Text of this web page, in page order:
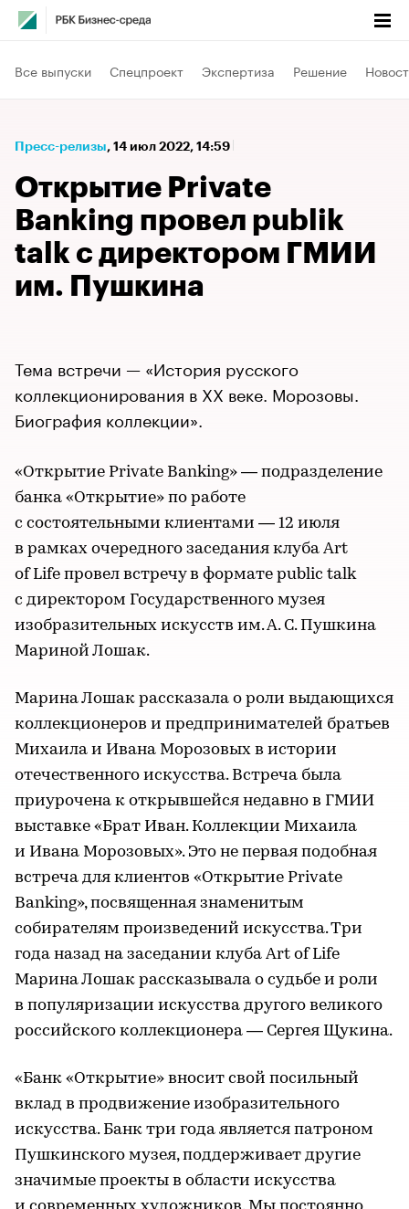
Все выпуски Спецпроект Экспертиза Решение
Пресс-релизы⁠, 14 июл 2022, 14:59
Открытие Private
Banking провел publik
talk с директором ГМИИ
им. Пушкина
Тема встречи — «История русского
коллекционирования в ХХ веке. Морозовы.
Биография коллекции».
«Открытие Private Banking» — подразделение
банка «Открытие» по работе
с состоятельными клиентами — 12 июля
в рамках очередного заседания клуба Art
of Life провел встречу в формате public talk
с директором Государственного музея
изобразительных искусств им. А. С. Пушкина
Мариной Лошак.
Марина Лошак рассказала о роли выдающихся
коллекционеров и предпринимателей братьев
Михаила и Ивана Морозовых в истории
отечественного искусства. Встреча была
приурочена к открывшейся недавно в ГМИИ
выставке «Брат Иван. Коллекции Михаила
и Ивана Морозовых». Это не первая подобная
встреча для клиентов «Открытие Private
Banking», посвященная знаменитым
собирателям произведений искусства. Три
года назад на заседании клуба Art of Life
Марина Лошак рассказывала о судьбе и роли
в популяризации искусства другого великого
российского коллекционера — Сергея Щукина.
«Банк «Открытие» вносит свой посильный
вклад в продвижение изобразительного
искусства. Банк три года является патроном
Пушкинского музея, поддерживает другие
значимые проекты в области искусства